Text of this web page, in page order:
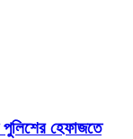
হেফাজতে